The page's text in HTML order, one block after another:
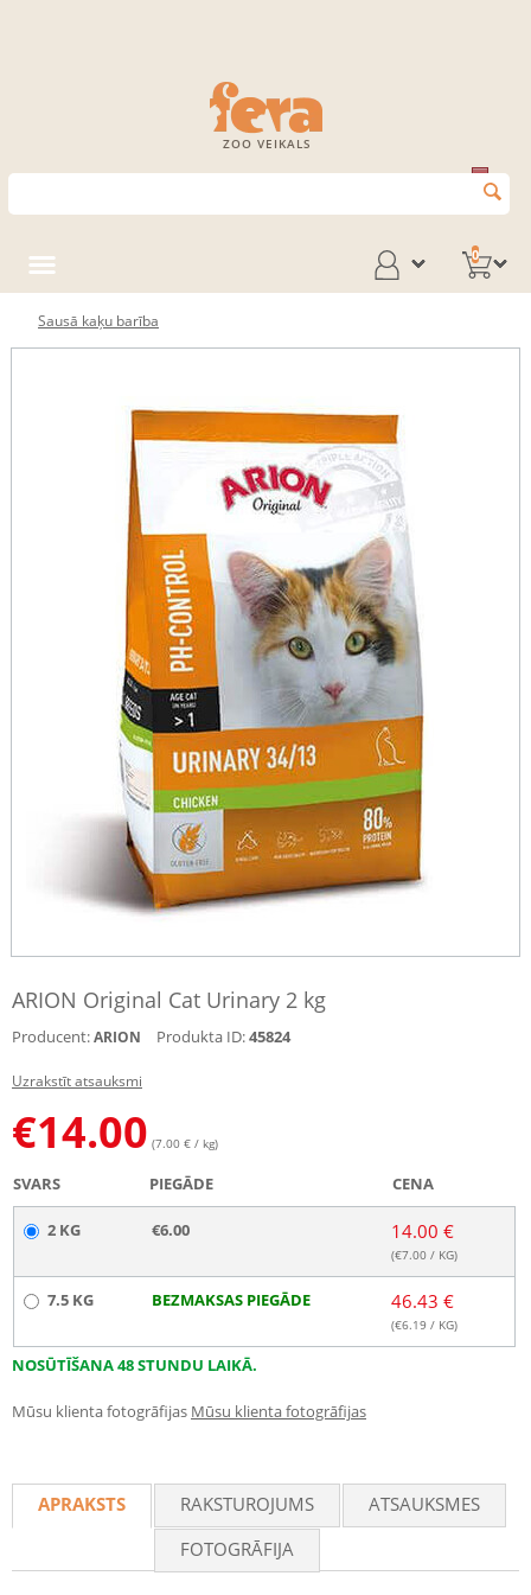
ZOO VEIKALS
0
Sausā kaķu barība
ARION Original Cat Urinary 2 kg
Producent:ARION Produkta ID:45824
Uzrakstīt atsauksmi
€14.00 (7.00 € / kg)
SVARS PIEGĀDE CENA
2 KG €6.00 14.00 €
(€7.00 / KG)
7.5 KG BEZMAKSAS PIEGĀDE 46.43 €
(€6.19 / KG)
NOSŪTĪŠANA 48 STUNDU LAIKĀ.
Mūsu klienta fotogrāfijas Mūsu klienta fotogrāfijas
APRAKSTS RAKSTUROJUMS
ATSAUKSMES
FOTOGRĀFIJA